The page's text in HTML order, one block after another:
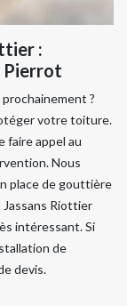
:
Pierrot
?
votre toiture.
faire appel au
Nous
place de gouttière
Riottier
intéressant. Si
de
devis.